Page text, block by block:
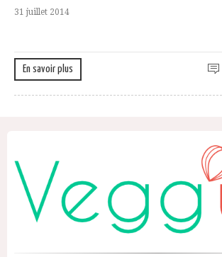
31 juillet 2014
En savoir plus